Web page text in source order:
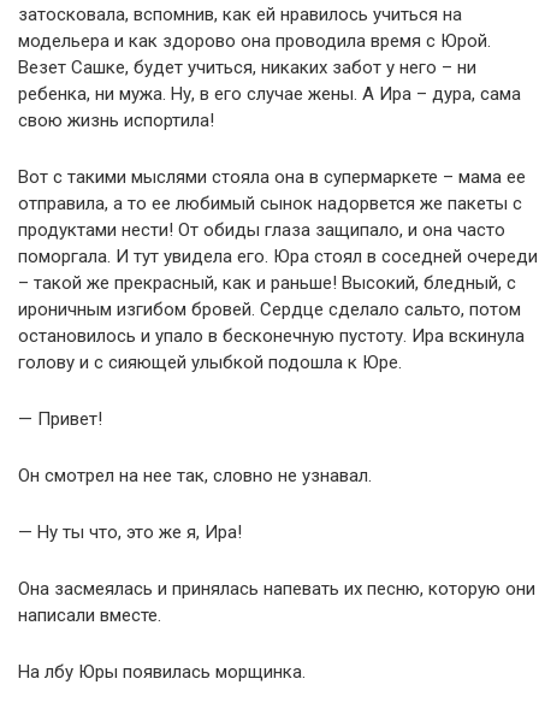
затосковала, вспомнив, как ей нравилось учиться на
модельера и как здорово она проводила время с Юрой.
Везет Сашке, будет учиться, никаких забот у него – ни
ребенка, ни мужа. Ну, в его случае жены. А Ира – дура, сама
свою жизнь испортила!
Вот с такими мыслями стояла она в супермаркете – мама ее
отправила, а то ее любимый сынок надорвется же пакеты с
продуктами нести! От обиды глаза защипало, и она часто
поморгала. И тут увидела его. Юра стоял в соседней очереди
– такой же прекрасный, как и раньше! Высокий, бледный, с
ироничным изгибом бровей. Сердце сделало сальто, потом
остановилось и упало в бесконечную пустоту. Ира вскинула
голову и с сияющей улыбкой подошла к Юре.
— Привет!
Он смотрел на нее так, словно не узнавал.
— Ну ты что, это же я, Ира!
Она засмеялась и принялась напевать их песню, которую они
написали вместе.
На лбу Юры появилась морщинка.